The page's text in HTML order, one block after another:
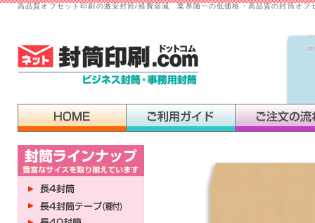
高品質オフセット印刷の激安封筒/経費節減 業界随一の低価格・高品質の封筒オフ